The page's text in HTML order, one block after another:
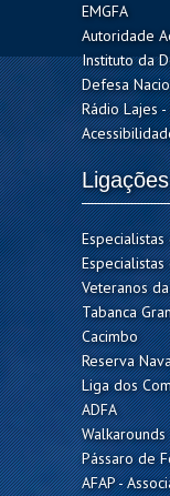
EMGFA
Autoridade
Instituto da
Defesa
Rádio Lajes
Veteranos
Tabanca
Cacimbo
Reserva
Liga dos
ADFA
Walkarounds
Pássaro de
AFAP -